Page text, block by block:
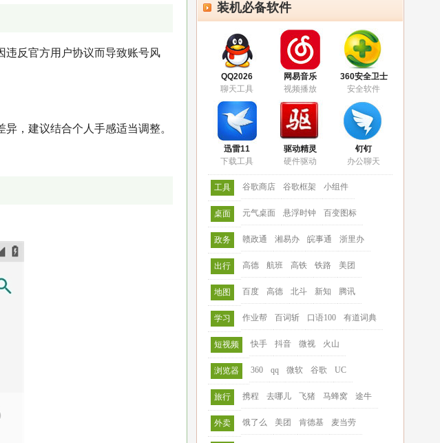
装机必备软件
QQ2026
聊天工具
网易音乐
视频播放
360安全卫士
安全软件
迅雷11
下载工具
驱动精灵
硬件驱动
钉钉
办公聊天
工具 谷歌商店 谷歌框架 小组件
桌面 元气桌面 悬浮时钟 百变图标
政务 赣政通 湘易办 皖事通 浙里办
出行 高德 航班 高铁 铁路 美团
地图 百度 高德 北斗 新知 腾讯
学习 作业帮 百词斩 口语100 有道词典
短视频 快手 抖音 微视 火山
浏览器 360 qq 微软 谷歌 UC
旅行 携程 去哪儿 飞猪 马蜂窝 途牛
外卖 饿了么 美团 肯德基 麦当劳
违反官方用户协议而导致账号风
，建议结合个人手感适当调整。